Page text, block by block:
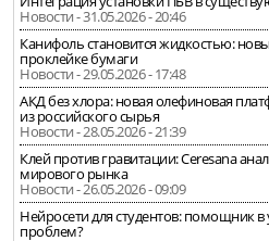
Новости - 31.05.2026 - 20:46
Канифоль становится жидкостью:
проклейке бумаги
Новости - 29.05.2026 - 17:48
АКД без хлора: новая олефиновая
из российского сырья
Новости - 28.05.2026 - 21:39
Клей против гравитации: Ceresana
мирового рынка
Новости - 26.05.2026 - 09:09
Нейросети для студентов: помощник
проблем?